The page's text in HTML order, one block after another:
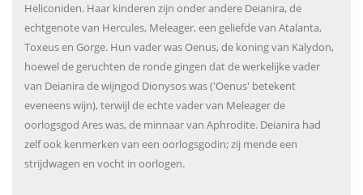
Heliconiden. Haar kinderen zijn onder andere Deianira, de
echtgenote van Hercules, Meleager, een geliefde van Atalanta,
Toxeus en Gorge. Hun vader was Oenus, de koning van Kalydon,
hoewel de geruchten de ronde gingen dat de werkelijke vader
van Deianira de wijngod Dionysos was ('Oenus' betekent
eveneens wijn), terwijl de echte vader van Meleager de
oorlogsgod Ares was, de minnaar van Aphrodite. Deianira had
zelf ook kenmerken van een oorlogsgodin; zij mende een
strijdwagen en vocht in oorlogen.